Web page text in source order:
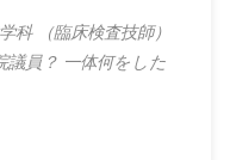
科 （臨床検査技師）
員？ 一体何をした